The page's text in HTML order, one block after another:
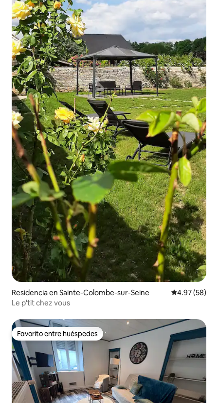
Residencia en Sainte-Colombe-sur-Seine Calificación
4.97 (58)
Le p'tit chez vous
Favorito entre huéspedes
Favorito entre huéspedes